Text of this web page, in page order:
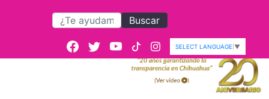
Buscar
SELECT LANGUAGE ▼